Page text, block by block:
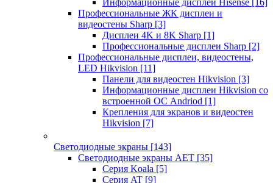
Информационные дисплеи Hisense [16]
Профессиональные ЖК дисплеи и
видеостены Sharp [3]
Дисплеи 4K и 8K Sharp [1]
Профессиональные дисплеи Sharp [2]
Профессиональные дисплеи, видеостены,
LED Hikvision [11]
Панели для видеостен Hikvision [3]
Информационные дисплеи Hikvision со
встроенной ОС Andriod [1]
Крепления для экранов и видеостен
Hikvision [7]
Светодиодные экраны [143]
Светодиодные экраны AET [35]
Cерия Koala [5]
Серия AT [9]